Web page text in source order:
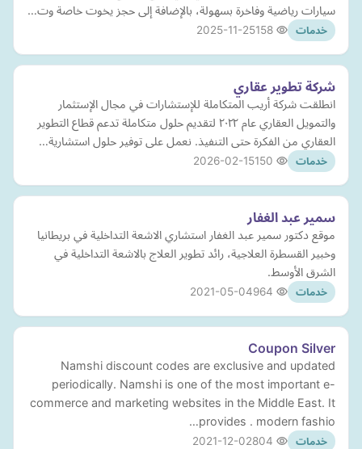
سيارات رياضية وفاخرة بسهولة، بالإضافة إلى حجز يخوت خاصة وت…
خدمات 2025-11-25
شركة تطوير عقاري
انطلقت شركة أريب المتكاملة للإستشارات في مجال الإستثمار
والتمويل العقاري عام ٢٠٢٢ لتقديم حلول متكاملة تدعم قطاع التطوير
العقاري من الفكرة حتى التنفيذ. نعمل على توفير حلول استشارية…
خدمات 2026-02-15
سمير عبد الغفار
موقع دكتور سمير عبد الغفار استشاري الاشعة التداخلية في بريطانيا
وخبير القسطرة العلاجية، رائد تطوير العلاج بالاشعة التداخلية في
الشرق الأوسط.
خدمات 2021-05-04
Coupon Silver
Namshi discount codes are exclusive and updated
periodically. Namshi is one of the most important e-
commerce and marketing websites in the Middle East. It
provides . modern fashio…
خدمات 2021-12-02